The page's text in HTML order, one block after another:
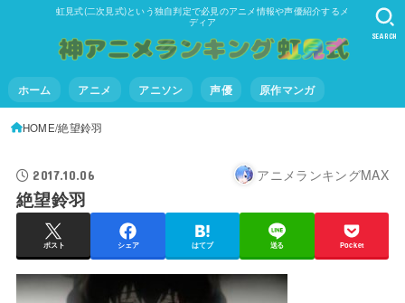
虹見式(二次見式)という独自判定で必見のアニメ情報や声優紹介するメ
ディア
ホーム アニメ アニソン 声優 原作マンガ
SEARCH
HOME 絶望鈴羽
2017.10.06 アニメランキングMAX
絶望鈴羽
ポスト シェア はてブ 送る Pocket